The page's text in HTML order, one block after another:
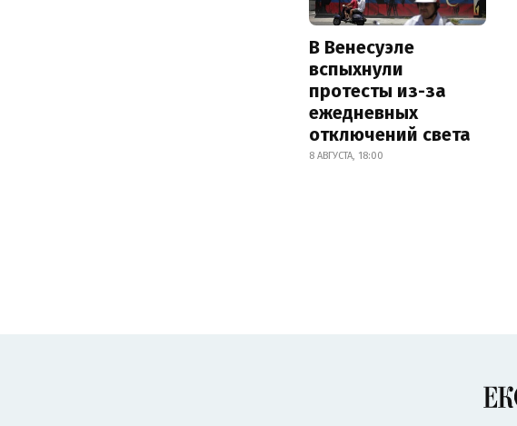
В Венесуэле
вспыхнули
протесты из-за
ежедневных
отключений света
8 АВГУСТА, 18:00